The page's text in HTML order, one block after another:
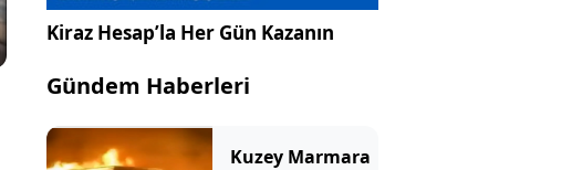
Kiraz Hesap’la Her Gün Kazanın
Gündem Haberleri
Kuzey Marmara